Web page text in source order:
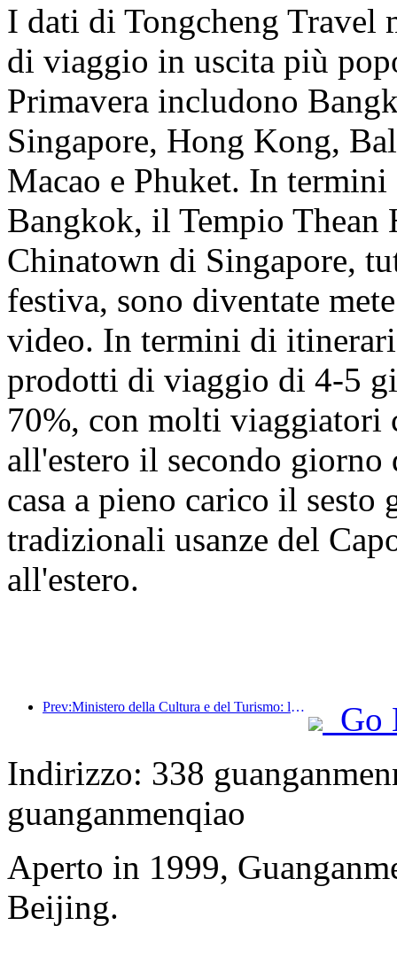
I dati di Tongcheng Travel
di viaggio in uscita più
Primavera includono
Singapore, Hong Kong,
Macao e Phuket. In
Bangkok, il Tempio
Chinatown di Singapore,
festiva, sono diventate
video. In termini di
prodotti di viaggio di 4-5
70%, con molti viaggiatori
all'estero il secondo giorno
casa a pieno carico il
tradizionali usanze del
all'estero.
Prev:Ministero della Cultura e del Turismo: lancio di 22 attività tematiche suddivise in 7 sezioni principali
Go
Indirizzo: 338
guanganmenqiao
Aperto in 1999,
Beijing.